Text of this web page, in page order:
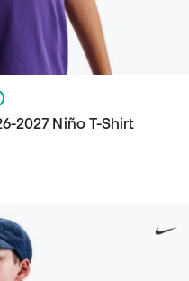
2027 Niño T-Shirt